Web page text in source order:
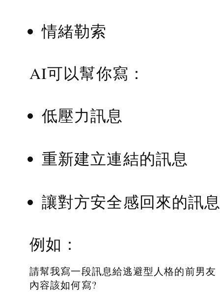
情緒勒索
AI可以幫你寫：
低壓力訊息
重新建立連結的訊息
讓對方安全感回來的訊
例如：
請幫我寫一段訊息給逃避型人格的前男友
內容該如何寫?